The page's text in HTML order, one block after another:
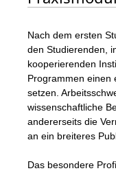
Nach dem ersten
den Studierenden,
kooperierenden
Programmen einen
setzen.
wissenschaftliche
andererseits die
an ein breiteres
Das besondere